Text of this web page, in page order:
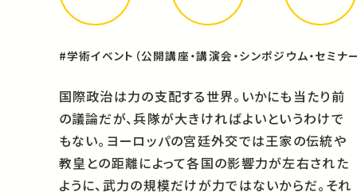
#学術イベント（公開講座・講演会・シンポジウム・セミナ
国際政治は力の支配する世界。いかにも当たり前
の議論だが、兵隊が大きければよいというわけで
もない。ヨーロッパの宮廷外交では王家の伝統や
教皇との距離によって各国の影響力が左右された
ように、武力の規模だけが力ではないからだ。それ